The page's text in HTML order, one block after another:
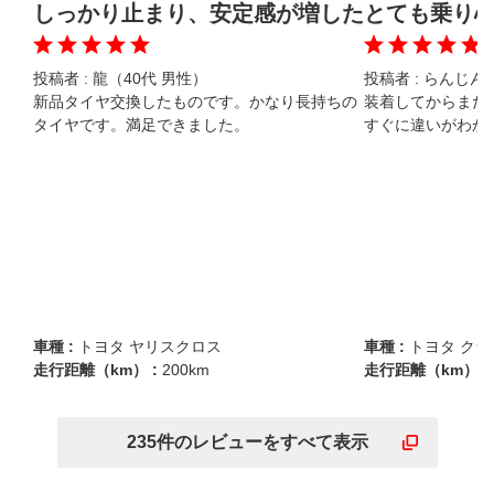
しっかり止まり、安定感が増した
投稿者 : 龍（40代 男性）
新品タイヤ交換したものです。かなり長持ちの
タイヤです。満足できました。
車種 :
トヨタ ヤリスクロス
走行距離（km） : 200km
とても乗り
投稿者 : らんじん
装着してからまだ
すぐに違いがわか
車種 :
トヨタ ク
走行距離（km） :
235件のレビューをすべて表示